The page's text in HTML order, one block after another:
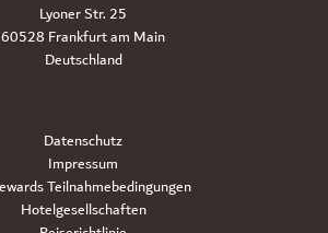
Lyoner Str. 25
60528 Frankfurt am Main
Deutschland
Datenschutz
Impressum
Teilnahmebedingungen
Hotelgesellschaften